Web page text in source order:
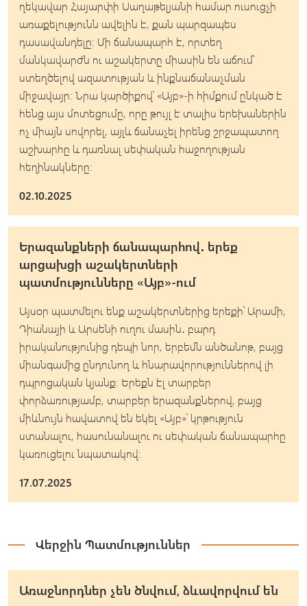
ղեկավար Հայարփի Սաղաթելյանի համար ուսուցչի
առաքելությունն ավելին է, քան պարզապես
դասավանդելը։ Մի ճանապարհ է, որտեղ
մանկավարժն ու աշակերտը միասին են աճում՝
ստեղծելով ազատության և ինքնաճանաչման
միջավայր։ Նրա կարծիքով՝ «Այբ»-ի հիմքում ընկած է
հենց այս մոտեցումը, որը թույլ է տալիս երեխաներին
ոչ միայն սովորել, այլև ճանաչել իրենց շրջապատող
աշխարհը և դառնալ սեփական հաջողության
հեղինակները։
02.10.2025
Երազանքների ճանապարհով․ երեք
արցախցի աշակերտների
պատմությունները «Այբ»-ում
Այսօր պատմելու ենք աշակերտներից երեքի՝ Արամի,
Դիանայի և Արսենի ուղու մասին․ բարդ
իրականությունից դեպի նոր, երբեմն անծանոթ, բայց
միանգամից ընդունող և հնարավորություններով լի
դպրոցական կյանք։ Երեքն էլ տարբեր
փորձառությամբ, տարբեր երազանքներով, բայց
միևնույն հավատով են եկել «Այբ»՝ կրթություն
ստանալու, հասունանալու ու սեփական ճանապարհը
կառուցելու նպատակով:
17.07.2025
Վերջին Պատմություններ
Առաջնորդներ չեն ծնվում, ձևավորվում են